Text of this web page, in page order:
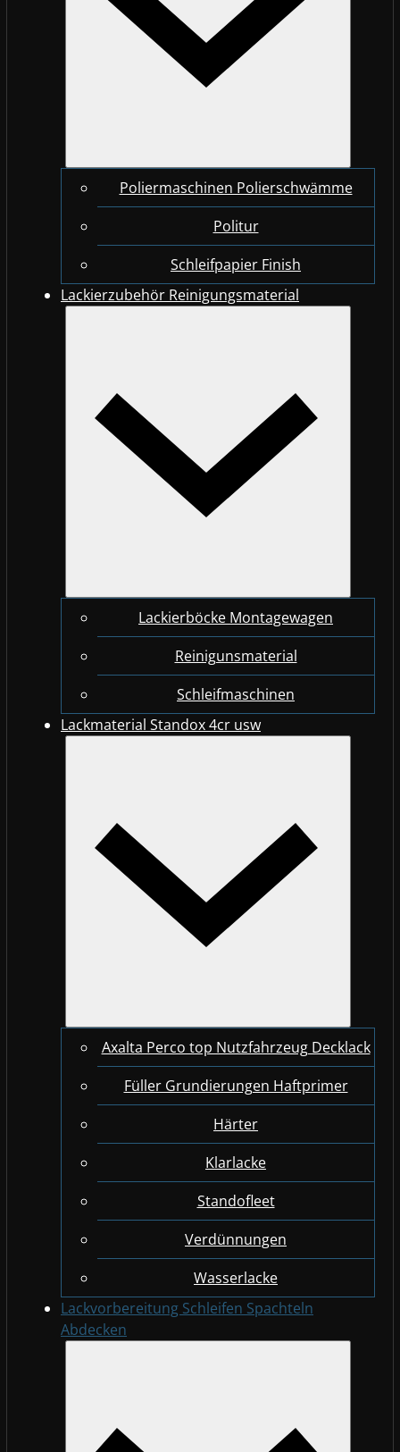
Poliermaschinen Polierschwämme
Politur
Schleifpapier Finish
Lackierzubehör Reinigungsmaterial
Lackierböcke Montagewagen
Reinigunsmaterial
Schleifmaschinen
Lackmaterial Standox 4cr usw
Axalta Perco top Nutzfahrzeug Decklack
Füller Grundierungen Haftprimer
Härter
Klarlacke
Standofleet
Verdünnungen
Wasserlacke
Lackvorbereitung Schleifen Spachteln
Abdecken